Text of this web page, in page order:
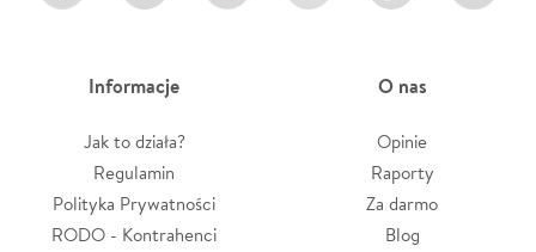
Informacje
Jak to działa?
Regulamin
Polityka Prywatności
RODO - Kontrahenci
O nas
Opinie
Raporty
Za darmo
Blog